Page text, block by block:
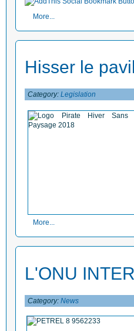
More...
Hisser le
Category:Legislation
More...
L'ONU
Category:News